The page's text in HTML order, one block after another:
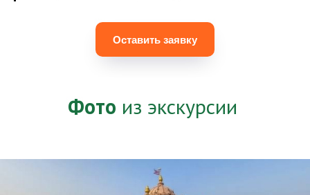
Оставить заявку
Фото из экскурсии